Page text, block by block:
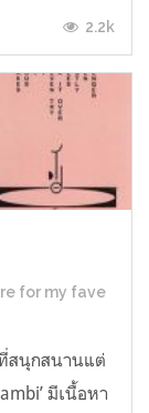
2.2k
for my fave
สนุกสนานแต่
มีเนื้อหา